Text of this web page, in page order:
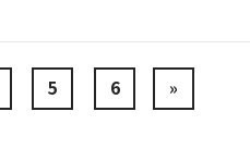
5 6 »